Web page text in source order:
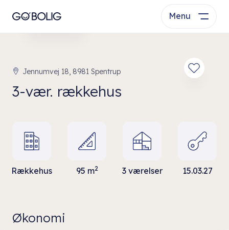
Menu
Se bolig
Jennumvej 18, 8981 Spentrup
3-vær. rækkehus
Rækkehus 95 m2 3 værelser 15.03.27
Økonomi